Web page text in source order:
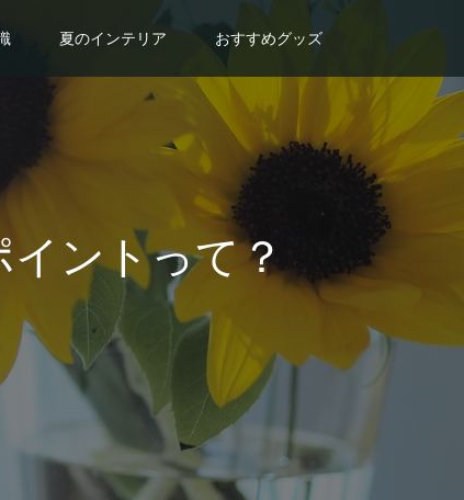
夏のインテリア おすすめグッズ
ントって？